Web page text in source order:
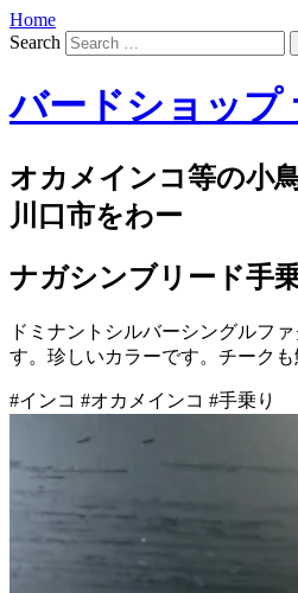
Home
Search
バードショップ
オカメインコ等の小
川口市をわー
ナガシンブリード手
ドミナントシルバーシングルフ
す。珍しいカラーです。チークも
#インコ #オカメインコ #手乗り